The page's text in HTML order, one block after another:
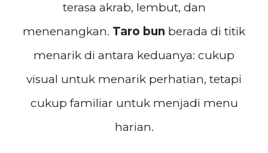
terasa akrab, lembut, dan
menenangkan. Taro bun berada di titik
menarik di antara keduanya: cukup
visual untuk menarik perhatian, tetapi
cukup familiar untuk menjadi menu
harian.